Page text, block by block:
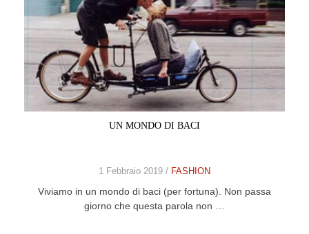
UN MONDO DI BACI
1 Febbraio 2019 / FASHION
Viviamo in un mondo di baci (per fortuna). Non passa
giorno che questa parola non …